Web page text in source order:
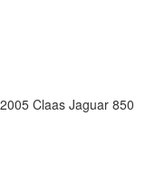
2005 Claas Jaguar 850